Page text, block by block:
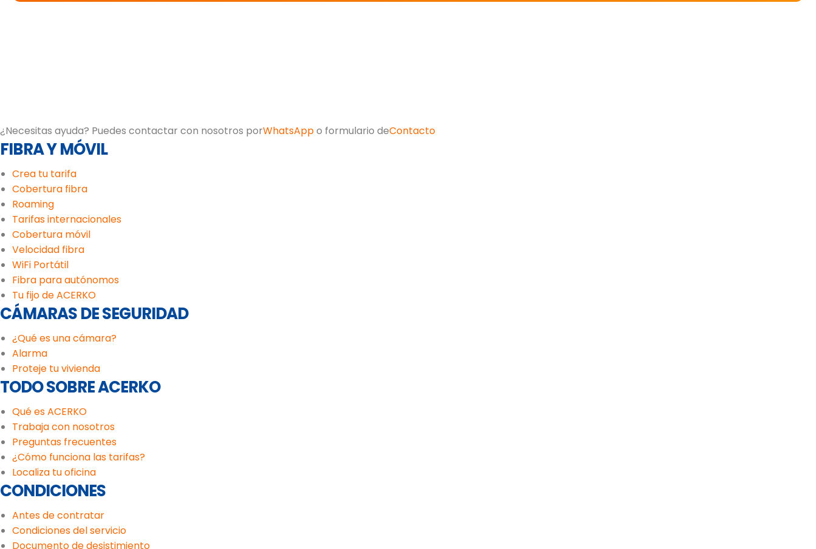
¿Necesitas ayuda? Puedes contactar con nosotros porWhatsAppo formulario deContacto
FIBRA Y MÓVIL
Crea tu tarifa
Cobertura fibra
Roaming
Tarifas internacionales
Cobertura móvil
Velocidad fibra
WiFi Portátil
Fibra para autónomos
Tu fijo de ACERKO
CÁMARAS DE SEGURIDAD
¿Qué es una cámara?
Alarma
Proteje tu vivienda
TODO SOBRE ACERKO
Qué es ACERKO
Trabaja con nosotros
Preguntas frecuentes
¿Cómo funciona las tarifas?
Localiza tu oficina
CONDICIONES
Antes de contratar
Condiciones del servicio
Documento de desistimiento